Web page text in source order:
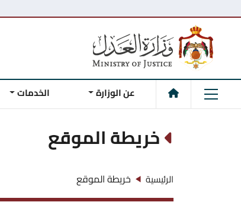
عن الوزارة الخدمات
خريطة الموقع
الرئيسية خريطة الموقع